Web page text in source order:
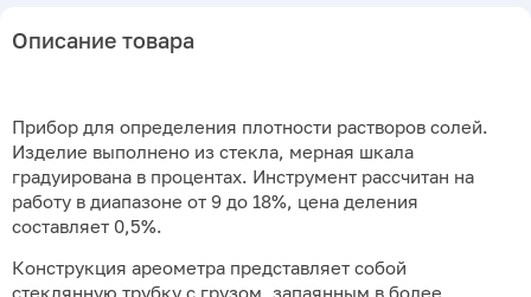
Описание товара
Прибор для определения плотности растворов солей.
Изделие выполнено из стекла, мерная шкала
градуирована в процентах. Инструмент рассчитан на
работу в диапазоне от 9 до 18%, цена деления
составляет 0,5%.
Конструкция ареометра представляет собой